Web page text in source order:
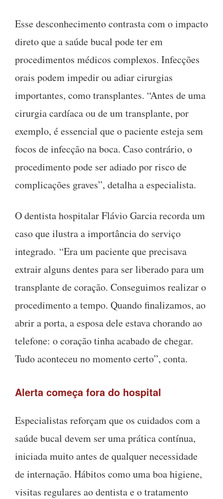
Esse desconhecimento contrasta com o impacto
direto que a saúde bucal pode ter em
procedimentos médicos complexos. Infecções
orais podem impedir ou adiar cirurgias
importantes, como transplantes. “Antes de uma
cirurgia cardíaca ou de um transplante, por
exemplo, é essencial que o paciente esteja sem
focos de infecção na boca. Caso contrário, o
procedimento pode ser adiado por risco de
complicações graves”, detalha a especialista.
O dentista hospitalar Flávio Garcia recorda um
caso que ilustra a importância do serviço
integrado. “Era um paciente que precisava
extrair alguns dentes para ser liberado para um
transplante de coração. Conseguimos realizar o
procedimento a tempo. Quando finalizamos, ao
abrir a porta, a esposa dele estava chorando ao
telefone: o coração tinha acabado de chegar.
Tudo aconteceu no momento certo”, conta.
Alerta começa fora do hospital
Especialistas reforçam que os cuidados com a
saúde bucal devem ser uma prática contínua,
iniciada muito antes de qualquer necessidade
de internação. Hábitos como uma boa higiene,
visitas regulares ao dentista e o tratamento